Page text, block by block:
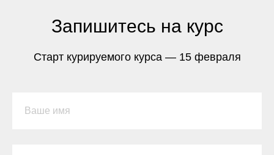
Запишитесь на курс
Старт курируемого курса — 15 февраля
Ваше имя